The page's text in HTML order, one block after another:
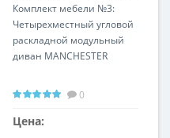
Комплект мебели №3:
Четырехместный угловой
раскладной модульный
диван MANCHESTER
0
Цена: